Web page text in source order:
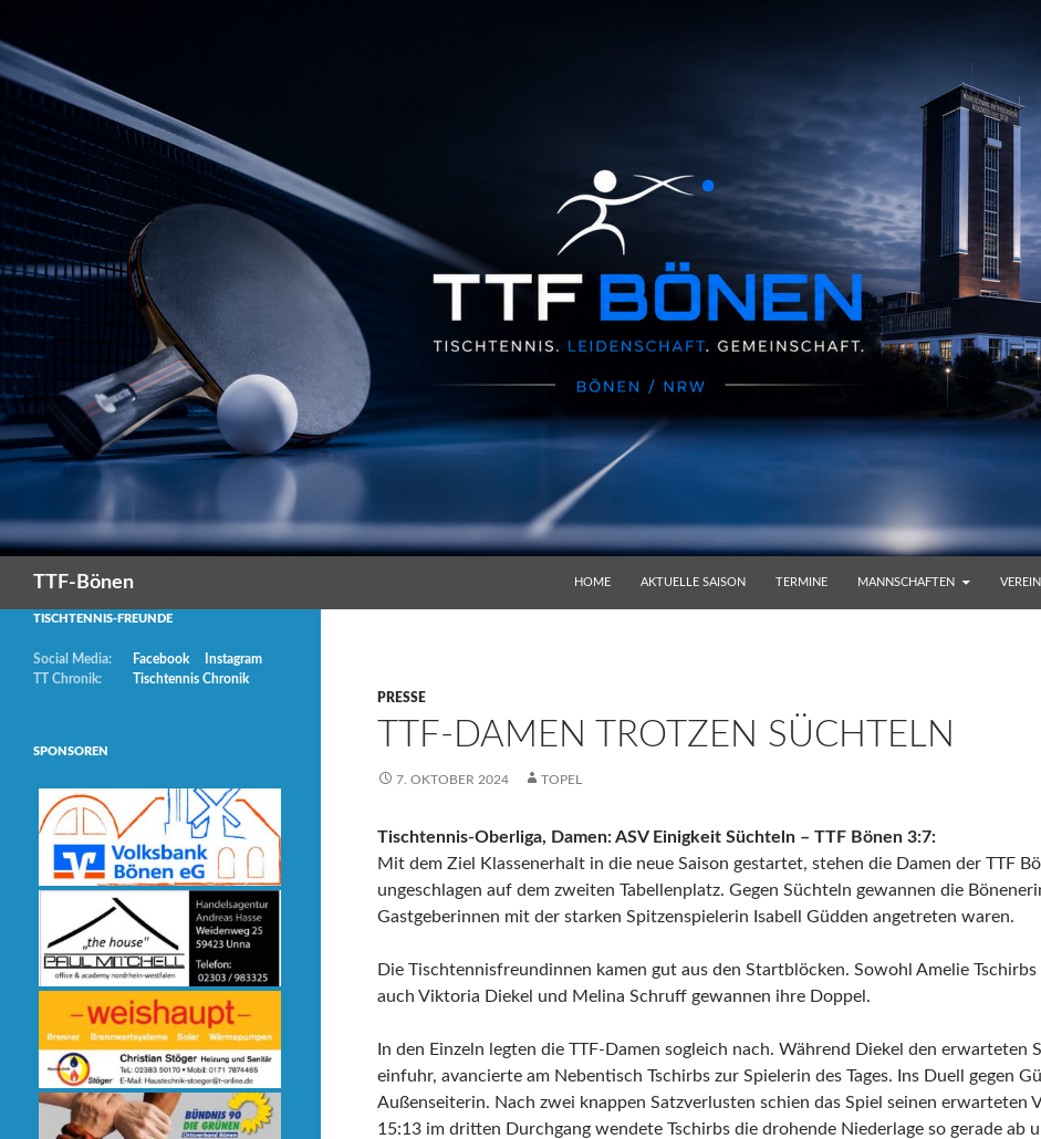
TTF-Bönen
HOME
AKTUELLE SAISON TERMINE MANNSCHAFTEN VEREIN
PRESSE
TTF-DAMEN TROTZEN SÜCHTELN
7. OKTOBER 2024 TOPEL
Tischtennis-Oberliga, Damen: ASV Einigkeit Süchteln – TTF Bönen 3:7:
Mit dem Ziel Klassenerhalt in die neue Saison gestartet, stehen die Damen der TTF
ungeschlagen auf dem zweiten Tabellenplatz. Gegen Süchteln gewannen die
Gastgeberinnen mit der starken Spitzenspielerin Isabell Güdden angetreten waren.
Die Tischtennisfreundinnen kamen gut aus den Startblöcken. Sowohl Amelie
auch Viktoria Diekel und Melina Schruff gewannen ihre Doppel.
In den Einzeln legten die TTF-Damen sogleich nach. Während Diekel den erwarteten
einfuhr, avancierte am Nebentisch Tschirbs zur Spielerin des Tages. Ins Duell gegen
Außenseiterin. Nach zwei knappen Satzverlusten schien das Spiel seinen erwarteten
15:13 im dritten Durchgang wendete Tschirbs die drohende Niederlage so gerade ab
TISCHTENNIS-FREUNDE
Social Media: Facebook
Instagram
TT Chronik:
Tischtennis Chronik
SPONSOREN